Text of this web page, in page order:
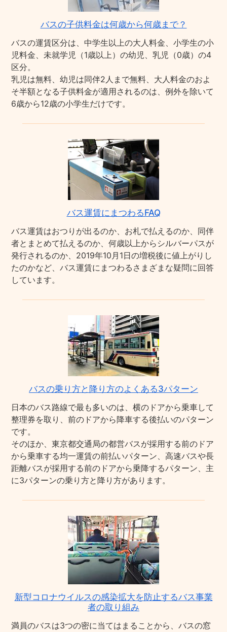
バスの子供料金は何歳から何歳まで？
バスの運賃区分は、中学生以上の大人料金、小学生の小
児料金、未就学児（1歳以上）の幼児、乳児（0歳）の4
区分。
乳児は無料、幼児は同伴2人まで無料、大人料金のおよ
そ半額となる子供料金が適用されるのは、例外を除いて
6歳から12歳の小学生だけです。
バス運賃にまつわるFAQ
バス運賃はおつりが出るのか、お札で払えるのか、同伴
者とまとめて払えるのか、何歳以上からシルバーパスが
発行されるのか、2019年10月1日の増税後に値上がりし
たのかなど、バス運賃にまつわるさまざまな疑問に回答
しています。
バスの乗り方と降り方のよくある3パターン
日本のバス路線で最も多いのは、横のドアから乗車して
整理券を取り、前のドアから降車する後払いのパターン
です。
そのほか、東京都交通局の都営バスが採用する前のドア
から乗車する均一運賃の前払いパターン、高速バスや長
距離バスが採用する前のドアから乗降するパターン、主
に3パターンの乗り方と降り方があります。
新型コロナウイルスの感染拡大を防止するバス事業
者の取り組み
満員のバスは3つの密に当てはまることから、バスの窓